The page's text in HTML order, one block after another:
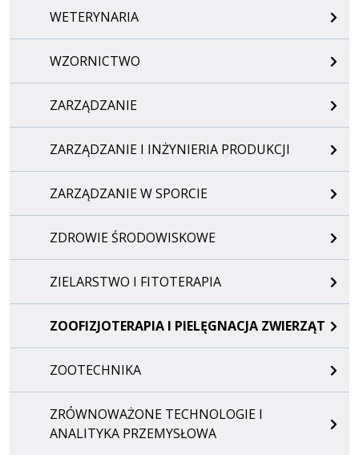
WETERYNARIA
WZORNICTWO
ZARZĄDZANIE
ZARZĄDZANIE I INŻYNIERIA PRODUKCJI
ZARZĄDZANIE W SPORCIE
ZDROWIE ŚRODOWISKOWE
ZIELARSTWO I FITOTERAPIA
ZOOFIZJOTERAPIA I PIELĘGNACJA ZWIERZĄT
ZOOTECHNIKA
ZRÓWNOWAŻONE TECHNOLOGIE I
ANALITYKA PRZEMYSŁOWA